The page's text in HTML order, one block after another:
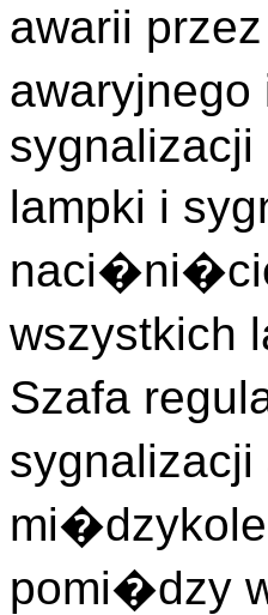
awarii
lampki i
wszystkich
Szafa
pomi�dzy